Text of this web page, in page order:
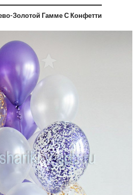
Золотой Гамме С Конфетти